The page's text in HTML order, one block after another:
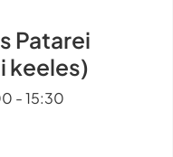
Patarei
keeles)
- 15:30